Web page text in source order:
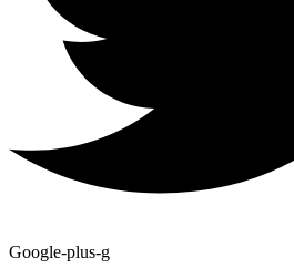
Google-plus-g